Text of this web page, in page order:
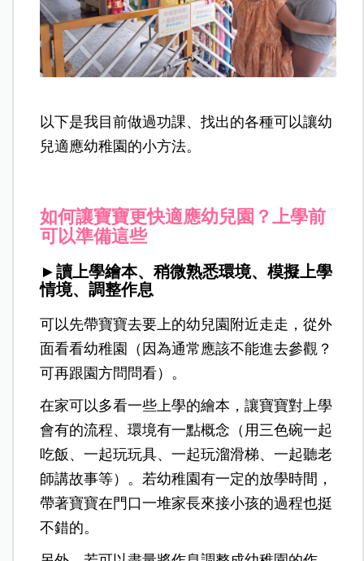
以下是我目前做過功課、找出的各種可以讓幼
兒適應幼稚園的小方法。
如何讓寶寶更快適應幼兒園？上學前
可以準備這些
►讀上學繪本、稍微熟悉環境、模擬上學
情境、調整作息
可以先帶寶寶去要上的幼兒園附近走走，從外
面看看幼稚園（因為通常應該不能進去參觀？
可再跟園方問問看）。
在家可以多看一些上學的繪本，讓寶寶對上學
會有的流程、環境有一點概念（用三色碗一起
吃飯、一起玩玩具、一起玩溜滑梯、一起聽老
師講故事等）。若幼稚園有一定的放學時間，
帶著寶寶在門口一堆家長來接小孩的過程也挺
不錯的。